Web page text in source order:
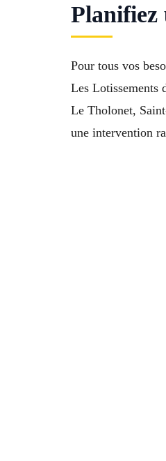
Planifiez
Pour tous vos
Les Lotissements
Le Tholonet,
une intervention